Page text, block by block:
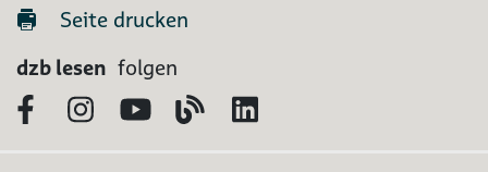
Seite drucken
dzb lesen folgen
FacebookInstagram
YouTubeBlog